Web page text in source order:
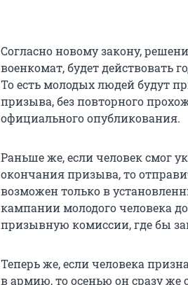
Согласно новому закону,
военкомат, будет действовать
То есть молодых людей будут
призыва, без повторного
официального опубликования.
Раньше же, если человек смог
окончания призыва, то
возможен только в
кампании молодого человека
призывную комиссии, где бы
Теперь же, если человека
в армию, то осенью он сразу